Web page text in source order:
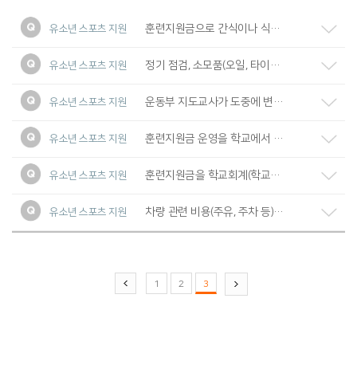
유소년 스포츠 지원 훈련지원금으로 간식이나 식사도 구매 가능한가요?
유소년 스포츠 지원 정기 점검, 소모품(오일, 타이어 등) 교체 비용은 지원되나요?
유소년 스포츠 지원 운동부 지도교사가 도중에 변경되면 어떻게 해야 하나요?
유소년 스포츠 지원 훈련지원금 운영을 학교에서 하나요? 사용 결과는 어떤 식으로 보고해야 하나요?
유소년 스포츠 지원 훈련지원금을 학교회계(학교발전기금)로 받기 어려운데, 서류 제출 시 기프트카 사무국에서 집행 가능할까요?
유소년 스포츠 지원 차량 관련 비용(주유, 주차 등)도 훈련지원금에서 지출 가능한가요?
1 2 3